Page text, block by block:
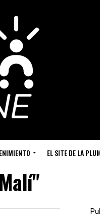
EL SITE DE LA